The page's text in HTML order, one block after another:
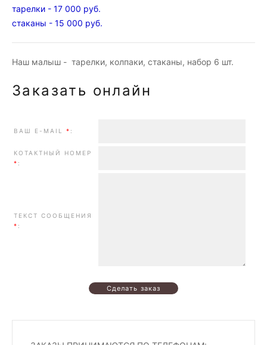
тарелки - 17 000 руб.
стаканы - 15 000 руб.
Наш малыш - тарелки, колпаки, стаканы, набор 6 шт.
Заказать онлайн
ВАШ E-MAIL * :
КОТАКТНЫЙ НОМЕР
* :
ТЕКСТ СООБЩЕНИЯ
* :